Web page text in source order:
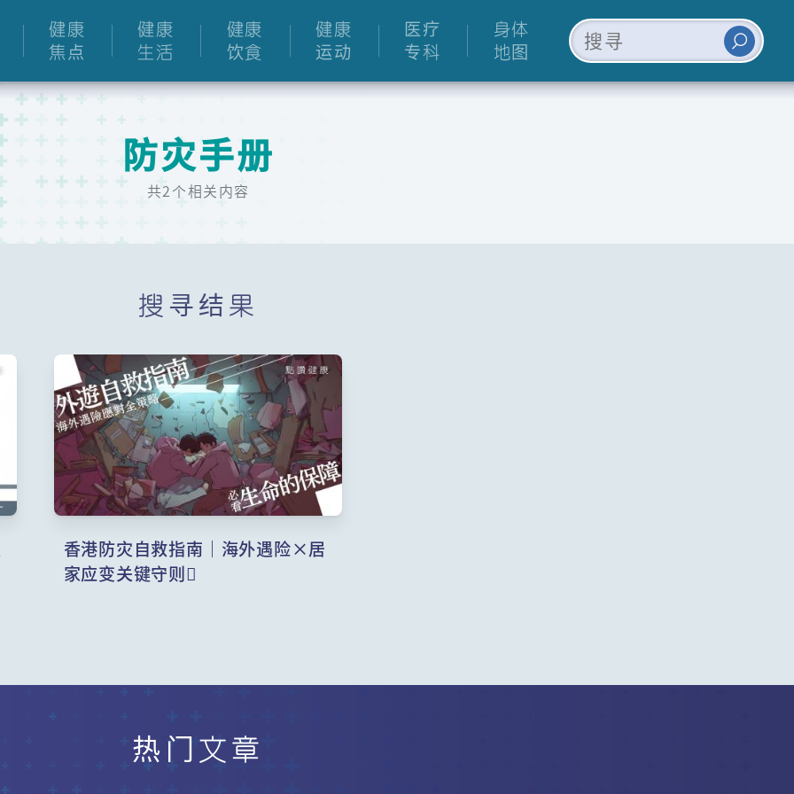
健康
焦点
健康
生活
健康
饮食
健康
运动
医疗
专科
身体
地图
防灾手册
共2个相关内容
搜寻结果
香港防灾自救指南｜海外遇险×居
家应变关键守则
热门文章